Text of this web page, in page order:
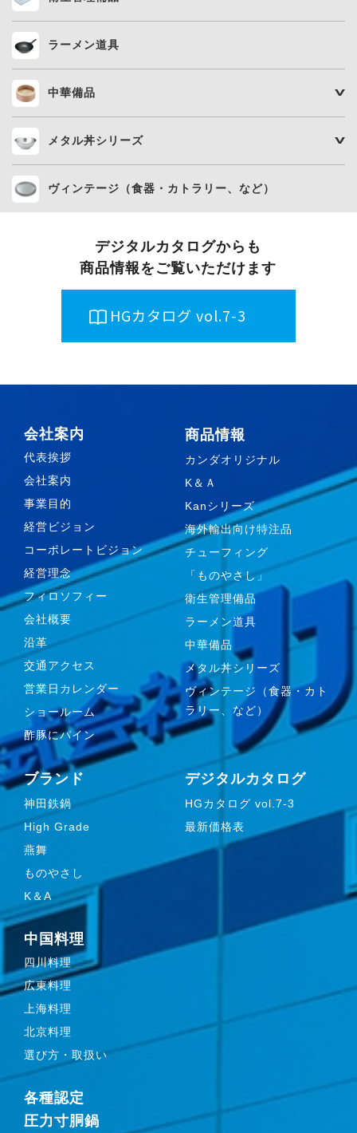
ラーメン道具
中華備品
メタル丼シリーズ
ヴィンテージ（食器・カトラリー、など）
デジタルカタログからも
商品情報をご覧いただけます
HGカタログ vol.7-3
会社案内
代表挨拶
会社案内
事業目的
経営ビジョン
コーポレートビジョン
経営理念
フィロソフィー
会社概要
沿革
交通アクセス
営業日カレンダー
ショールーム
酢豚にパイン
商品情報
カンダオリジナル
K＆Ａ
Kanシリーズ
海外輸出向け特注品
チューフィング
「ものやさし」
衛生管理備品
ラーメン道具
中華備品
メタル丼シリーズ
ヴィンテージ（食器・カト
ラリー、など）
ブランド
神田鉄鍋
High Grade
燕舞
ものやさし
K＆A
デジタルカタログ
HGカタログ vol.7-3
最新価格表
中国料理
四川料理
広東料理
上海料理
北京料理
選び方・取扱い
各種認定
圧力寸胴鍋